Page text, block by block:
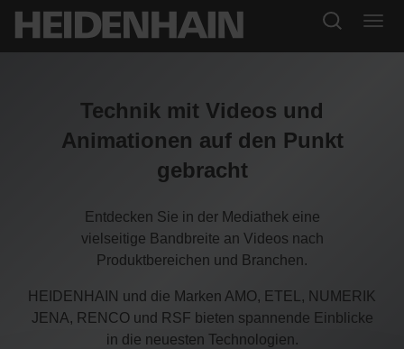
Technik mit Videos und
Animationen auf den Punkt
gebracht
Entdecken Sie in der Mediathek eine
vielseitige Bandbreite an Videos nach
Produktbereichen und Branchen.
HEIDENHAIN und die Marken AMO, ETEL, NUMERIK
JENA, RENCO und RSF bieten spannende Einblicke
in die neuesten Technologien.